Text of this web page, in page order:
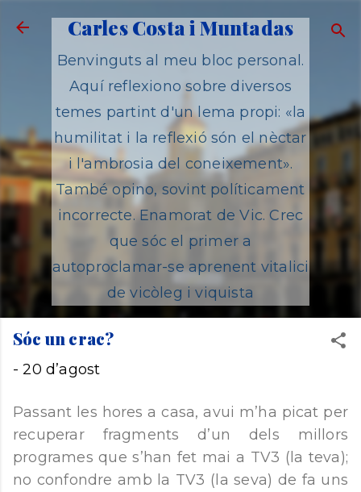
Salta al contingut principal
Carles Costa i Muntadas
Benvinguts al meu bloc personal.
Aquí reflexiono sobre diversos
temes partint d'un lema propi: «la
humilitat i la reflexió són el nèctar
i l'ambrosia del coneixement».
També opino, sovint políticament
incorrecte. Enamorat de Vic. Crec
que sóc el primer a
autoproclamar-se aprenent vitalici
de vicòleg i viquista
Sóc un crac?
-20 d’agost
Passant les hores a casa, avui m’ha picat per
recuperar fragments d’un dels millors
programes que s’han fet mai a TV3 (la teva);
no confondre amb la TV3 (la seva) de fa uns